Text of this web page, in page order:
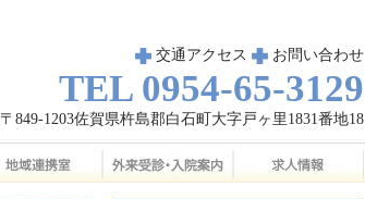
交通アクセス お問い合わせ
TEL 0954-65-3129
〒849-1203佐賀県杵島郡白石町大字戸ヶ里1831番地18